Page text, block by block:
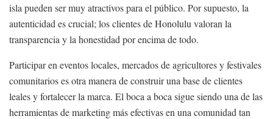
isla pueden ser muy atractivos para el público. Por supuesto, la
autenticidad es crucial; los clientes de Honolulu valoran la
transparencia y la honestidad por encima de todo.
Participar en eventos locales, mercados de agricultores y festivales
comunitarios es otra manera de construir una base de clientes
leales y fortalecer la marca. El boca a boca sigue siendo una de las
herramientas de marketing más efectivas en una comunidad tan